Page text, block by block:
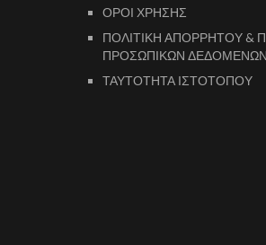
ΟΡΟΙ ΧΡΗΣΗΣ
ΠΟΛΙΤΙΚΗ ΑΠΟΡΡΗΤΟΥ &
ΠΡΟΣΩΠΙΚΩΝ ΔΕΔΟΜΕΝΩΝ
ΤΑΥΤΟΤΗΤΑ ΙΣΤΟΤΟΠΟΥ